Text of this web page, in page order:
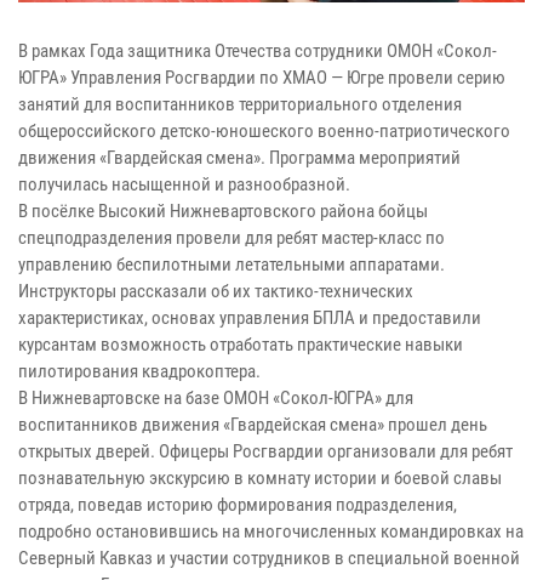
В рамках Года защитника Отечества сотрудники ОМОН «Сокол-
ЮГРА» Управления Росгвардии по ХМАО — Югре провели серию
занятий для воспитанников территориального отделения
общероссийского детско-юношеского военно-патриотического
движения «Гвардейская смена». Программа мероприятий
получилась насыщенной и разнообразной.
В посёлке Высокий Нижневартовского района бойцы
спецподразделения провели для ребят мастер-класс по
управлению беспилотными летательными аппаратами.
Инструкторы рассказали об их тактико-технических
характеристиках, основах управления БПЛА и предоставили
курсантам возможность отработать практические навыки
пилотирования квадрокоптера.
В Нижневартовске на базе ОМОН «Сокол-ЮГРА» для
воспитанников движения «Гвардейская смена» прошел день
открытых дверей. Офицеры Росгвардии организовали для ребят
познавательную экскурсию в комнату истории и боевой славы
отряда, поведав историю формирования подразделения,
подробно остановившись на многочисленных командировках на
Северный Кавказ и участии сотрудников в специальной военной